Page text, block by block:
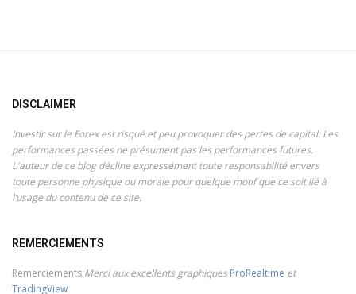
DISCLAIMER
Investir sur le Forex est risqué et peu provoquer des pertes de capital. Les
performances passées ne présument pas les performances futures.
L'auteur de ce blog décline expressément toute responsabilité envers
toute personne physique ou morale pour quelque motif que ce soit lié à
l’usage du contenu de ce site.
REMERCIEMENTS
Remerciements Merci aux excellents graphiques ProRealtime et
TradingView